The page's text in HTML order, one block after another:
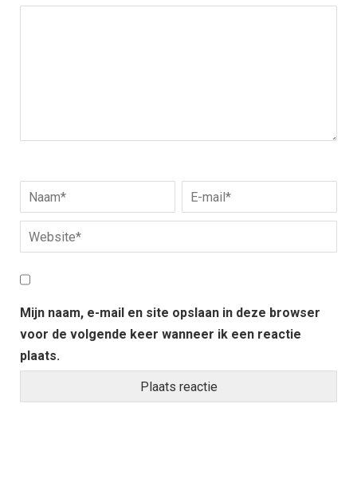
Mijn naam, e-mail en site opslaan in deze browser
voor de volgende keer wanneer ik een reactie
plaats.